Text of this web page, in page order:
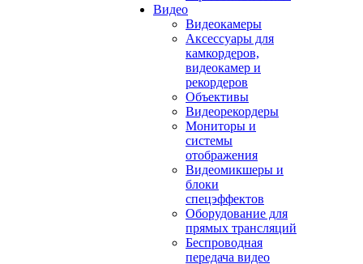
Видео
Видеокамеры
Аксессуары для
камкордеров,
видеокамер и
рекордеров
Объективы
Видеорекордеры
Мониторы и
системы
отображения
Видеомикшеры и
блоки
спецэффектов
Оборудование для
прямых трансляций
Беспроводная
передача видео